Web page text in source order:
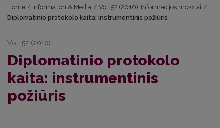
Home / Information & Media / Vol. 52 (2010): Informacijos mokslai /
Diplomatinio protokolo kaita: instrumentinis požiūris
Vol. 52 (2010)
Diplomatinio protokolo
kaita: instrumentinis
požiūris